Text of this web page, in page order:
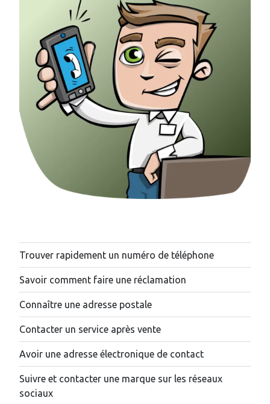
Trouver rapidement un numéro de téléphone
Savoir comment faire une réclamation
Connaître une adresse postale
Contacter un service après vente
Avoir une adresse électronique de contact
Suivre et contacter une marque sur les réseaux
sociaux